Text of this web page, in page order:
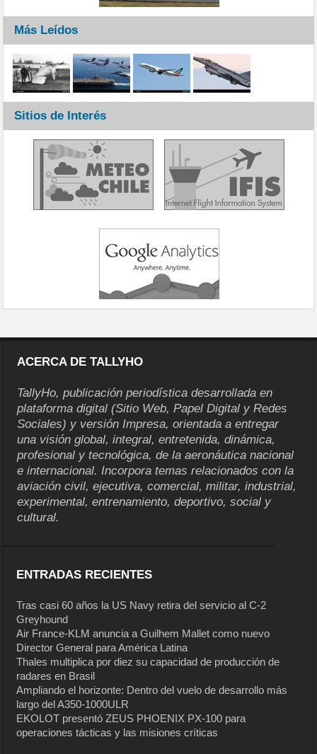
Más Leídos
Sitios de Interés
ACERCA DE TALLYHO
TallyHo, publicación periodística desarrollada en
plataforma digital (Sitio Web, Papel Digital y Redes
Sociales) y versión Impresa, orientada a entregar
una visión global, integral, entretenida, dinámica,
profesional y tecnológica, de la aeronáutica nacional
e internacional. Incorpora temas relacionados con la
aviación civil, ejecutiva, comercial, militar, industrial,
experimental, entrenamiento, deportivo, social y
cultural.
ENTRADAS RECIENTES
Tras casi 60 años la US Navy retira del servicio al C-2
Greyhound
Air France-KLM anuncia a Guilhem Mallet como nuevo
Director General para América Latina
Thales multiplica por diez su capacidad de producción de
radares en Brasil
Ampliando el horizonte: Dentro del vuelo de desarrollo más
largo del A350-1000ULR
EKOLOT presentó ZEUS PHOENIX PX-100 para
operaciones tácticas y las misiones críticas